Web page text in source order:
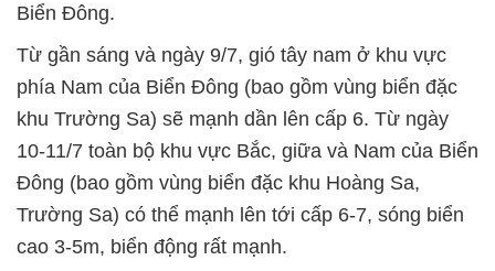
Biển Đông.
Từ gần sáng và ngày 9/7, gió tây nam ở khu vực
phía Nam của Biển Đông (bao gồm vùng biển đặc
khu Trường Sa) sẽ mạnh dần lên cấp 6. Từ ngày
10-11/7 toàn bộ khu vực Bắc, giữa và Nam của Biển
Đông (bao gồm vùng biển đặc khu Hoàng Sa,
Trường Sa) có thể mạnh lên tới cấp 6-7, sóng biển
cao 3-5m, biển động rất mạnh.